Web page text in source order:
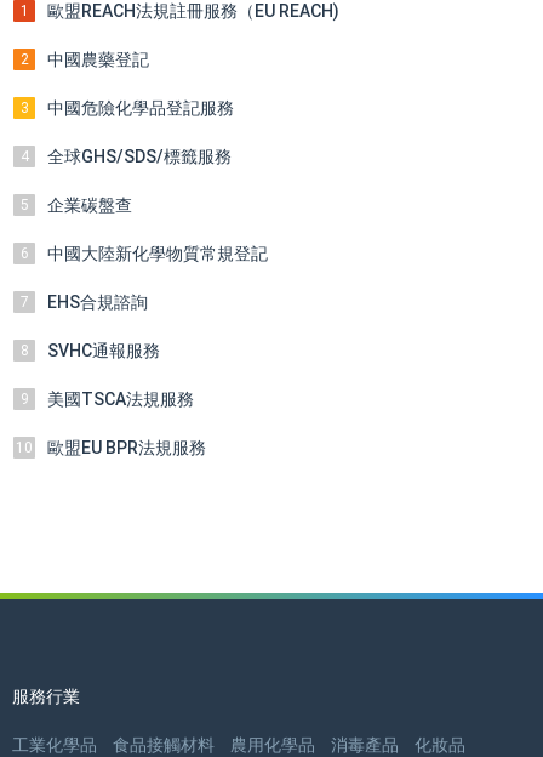
1 歐盟REACH法規註冊服務（EU REACH)
2 中國農藥登記
3 中國危險化學品登記服務
4 全球GHS/SDS/標籤服務
5 企業碳盤查
6 中國大陸新化學物質常規登記
7 EHS合規諮詢
8 SVHC通報服務
9 美國TSCA法規服務
10 歐盟EU BPR法規服務
服務行業
工業化學品 食品接觸材料 農用化學品 消毒產品 化妝品